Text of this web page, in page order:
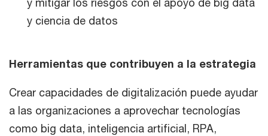
y ciencia de datos
Herramientas que contribuyen a la estrategia
Crear capacidades de digitalización puede ayudar
a las organizaciones a aprovechar tecnologías
como big data, inteligencia artificial, RPA,